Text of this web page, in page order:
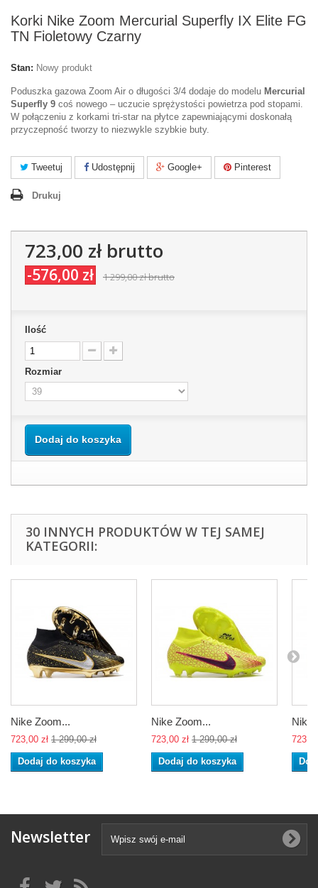
Korki Nike Zoom Mercurial Superfly IX Elite FG
TN Fioletowy Czarny
Stan: Nowy produkt
Poduszka gazowa Zoom Air o długości 3/4 dodaje do modelu Mercurial
Superfly 9 coś nowego – uczucie sprężystości powietrza pod stopami.
W połączeniu z korkami tri-star na płytce zapewniającymi doskonałą
przyczepność tworzy to niezwykle szybkie buty.
Tweetuj Udostępnij Google+ Pinterest
Drukuj
723,00 złbrutto
-576,00 zł 1 299,00 złbrutto
Ilość
Rozmiar
Dodaj do koszyka
30 INNYCH PRODUKTÓW W TEJ SAMEJ
KATEGORII:
Nike Zoom...
723,00 zł 1 299,00 zł
Dodaj do koszyka
Nike Zoom...
723,00 zł 1 299,00 zł
Dodaj do koszyka
Nike
Newsletter